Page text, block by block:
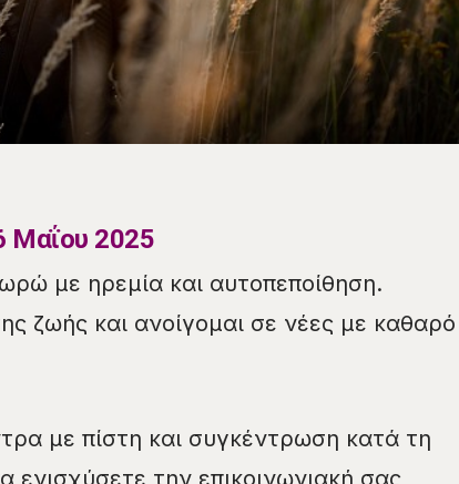
Μαΐου 2025
με ηρεμία και αυτοπεποίθηση.
ζωής και ανοίγομαι σε νέες με καθαρό
με πίστη και συγκέντρωση κατά τη
ενισχύσετε την επικοινωνιακή σας